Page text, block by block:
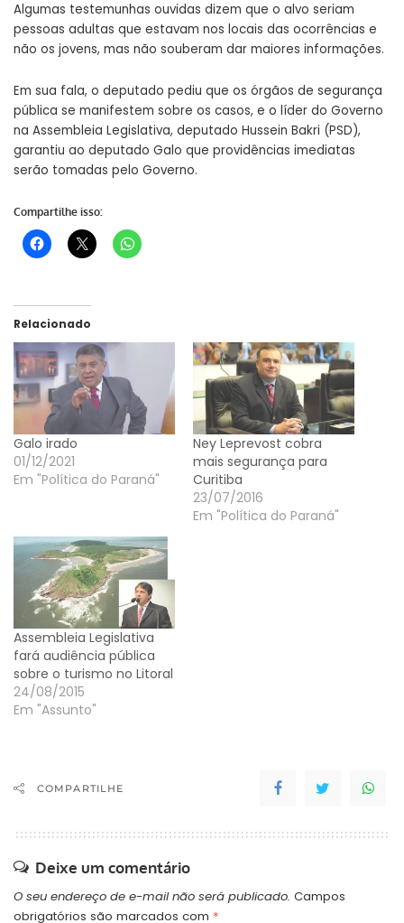
Algumas testemunhas ouvidas dizem que o alvo seriam
pessoas adultas que estavam nos locais das ocorrências e
não os jovens, mas não souberam dar maiores informações.
Em sua fala, o deputado pediu que os órgãos de segurança
pública se manifestem sobre os casos, e o líder do Governo
na Assembleia Legislativa, deputado Hussein Bakri (PSD),
garantiu ao deputado Galo que providências imediatas
serão tomadas pelo Governo.
Compartilhe isso:
Relacionado
Galo irado
01/12/2021
Em "Política do Paraná"
Ney Leprevost cobra
mais segurança para
Curitiba
23/07/2016
Em "Política do Paraná"
Assembleia Legislativa
fará audiência pública
sobre o turismo no Litoral
24/08/2015
Em "Assunto"
COMPARTILHE
Deixe um comentário
O seu endereço de e-mail não será publicado. Campos
obrigatórios são marcados com *